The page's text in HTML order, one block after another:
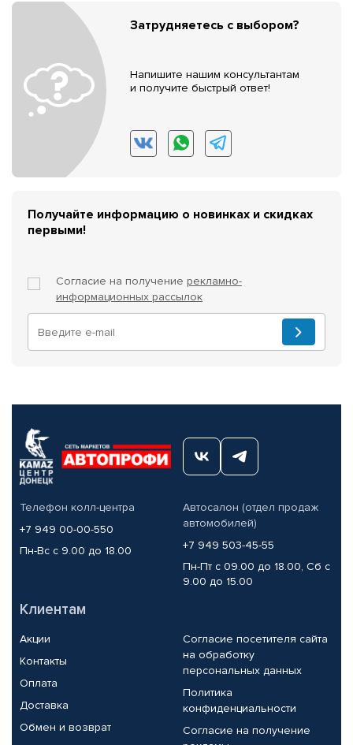
Затрудняетесь с выбором?
Напишите нашим консультантам
и получите быстрый ответ!
Получайте информацию о новинках и скидках
первыми!
Согласие на получение рекламно-
информационных рассылок
Телефон колл-центра
+7 949 00-00-550
Пн-Вс с 9.00 до 18.00
Автосалон (отдел продаж
автомобилей)
+7 949 503-45-55
Пн-Пт с 09.00 до 18.00, Сб с
9.00 до 15.00
Клиентам
Акции
Контакты
Оплата
Доставка
Обмен и возврат
Согласие посетителя сайта
на обработку
персональных данных
Политика
конфиденциальности
Согласие на получение